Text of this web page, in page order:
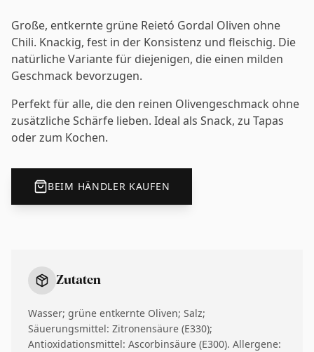
Große, entkernte grüne Reietó Gordal Oliven ohne
Chili. Knackig, fest in der Konsistenz und fleischig. Die
natürliche Variante für diejenigen, die einen milden
Geschmack bevorzugen.
Perfekt für alle, die den reinen Olivengeschmack ohne
zusätzliche Schärfe lieben. Ideal als Snack, zu Tapas
oder zum Kochen.
BEIM HÄNDLER KAUFEN
Zutaten
Wasser; grüne entkernte Oliven; Salz;
Säuerungsmittel: Zitronensäure (E330);
Antioxidationsmittel: Ascorbinsäure (E300). Allergene: